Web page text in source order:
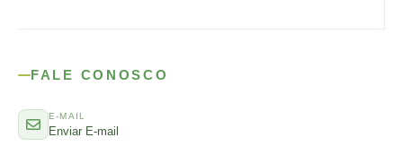
FALE CONOSCO
E-MAIL
Enviar E-mail